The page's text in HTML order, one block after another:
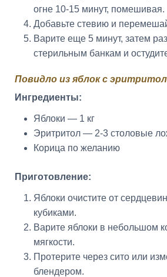
огне 10-15 минут, помешивая.
Добавьте стевию и
Варите еще 5 минут, затем
стерильным банкам и
Повидло из яблок с
Ингредиенты:
Яблоки — 1 кг
Эритритол — 2-3 столовые
Корица по желанию
Приготовление:
Яблоки очистите от
кубиками.
Варите яблоки в небольшом
мягкости.
Протерите через сито или
блендером.